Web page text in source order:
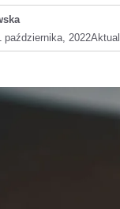
października, 2022